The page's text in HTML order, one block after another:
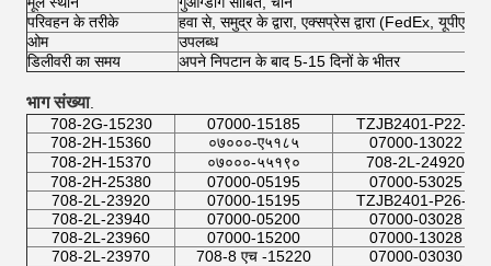
परिवहन के तरीके
हवा से, समुद्र के द्वारा, एक्सप्रेस द्वारा (FedEx, यूपीएस,
ओम
उपलब्ध
डिलीवरी का समय
अपने निपटान के बाद 5-15 दिनों के भीतर
भाग संख्या.
708-2G-15230
07000-15185
TZJB2401-P22-9
708-2H-15360
०७०००-ए५१८५
07000-13022
708-2H-15370
०७०००-५५१९०
708-2L-24920
708-2H-25380
07000-05195
07000-53025
708-2L-23920
07000-15195
TZJB2401-P26-9
708-2L-23940
07000-05200
07000-03028
708-2L-23960
07000-15200
07000-13028
708-2L-23970
708-8 एच -15220
07000-03030